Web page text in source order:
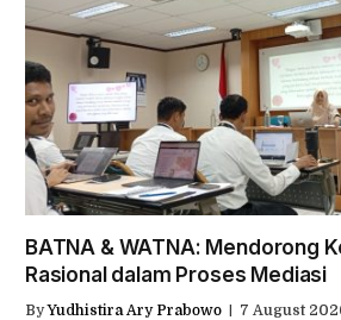
BATNA & WATNA: Mendorong
Rasional dalam Proses Mediasi
By Yudhistira Ary Prabowo 7 August